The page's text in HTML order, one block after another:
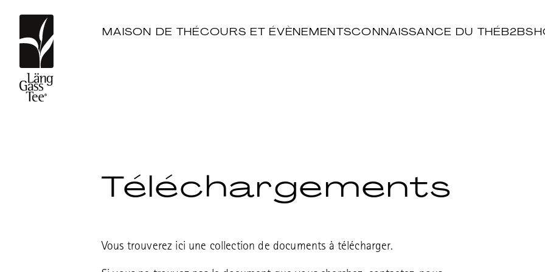
MAISON DE THÉCOURS ET ÉVÈNEMENTSCONNAISSANCE DU THÉB2B
Téléchargements
Vous trouverez ici une collection de documents à télécharger.